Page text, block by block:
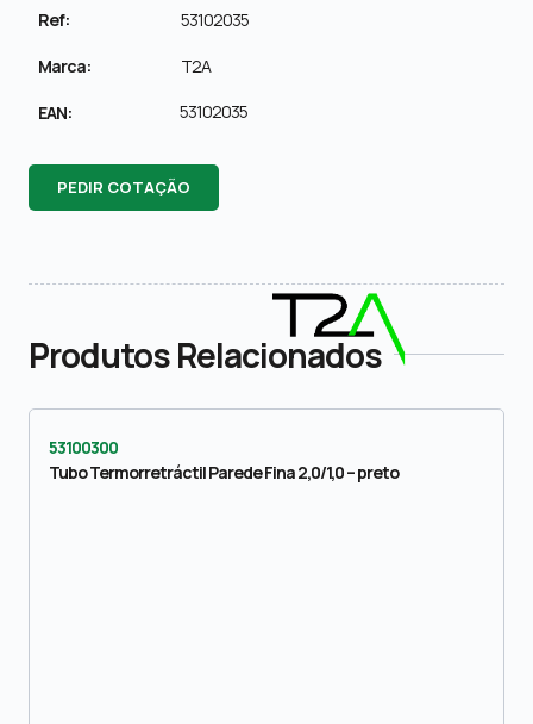
Ref: 53102035
Marca: T2A
EAN: 53102035
PEDIR COTAÇÃO
Produtos Relacionados
53100300
Tubo Termorretráctil Parede Fina 2,0/1,0 – preto